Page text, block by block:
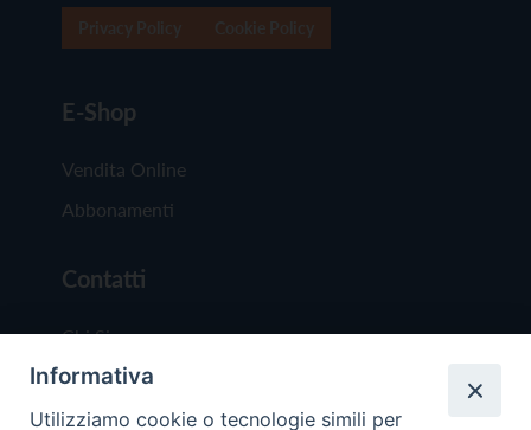
E-Shop
Vendita Online
Abbonamenti
Contatti
Chi Siamo
Redazione
Scrivici
Informativa
Utilizziamo cookie o tecnologie simili per